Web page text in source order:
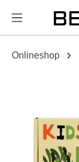
springen
Onlineshop